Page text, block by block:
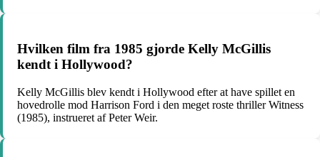
Hvilken film fra 1985 gjorde Kelly McGillis
kendt i Hollywood?
Kelly McGillis blev kendt i Hollywood efter at have spillet en
hovedrolle mod Harrison Ford i den meget roste thriller Witness
(1985), instrueret af Peter Weir.